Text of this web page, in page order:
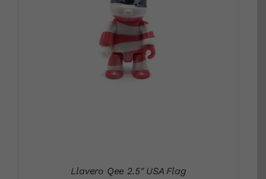
DETALLS
Llavero Qee 2.5″ USA Flag